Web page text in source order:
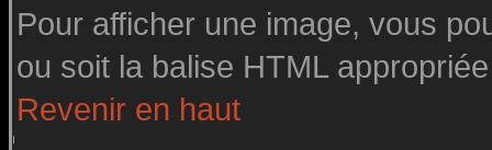
Pour afficher une image, vous
ou soit la balise HTML
Revenir en haut